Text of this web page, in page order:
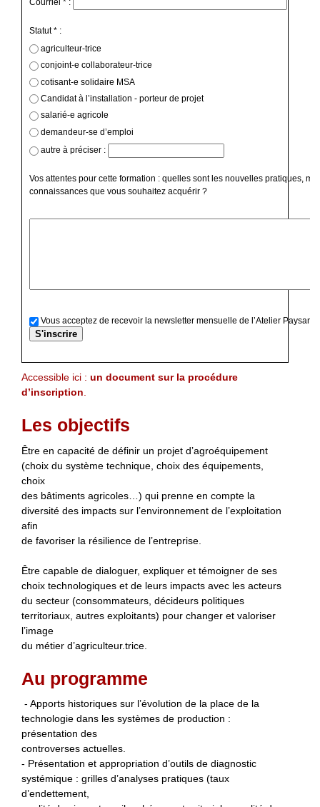
Courriel * :
Statut * :
agriculteur-trice
conjoint-e collaborateur-trice
cotisant-e solidaire MSA
Candidat à l’installation - porteur de projet
salarié-e agricole
demandeur-se d’emploi
autre à préciser :
Vos attentes pour cette formation : quelles sont les nouvelles pratiques,
connaissances que vous souhaitez acquérir ?
Vous acceptez de recevoir la newsletter mensuelle de l’Atelier Paysan
Accessible ici : un document sur la procédure
d’inscription
Les objectifs
Être en capacité de définir un projet d’agroéquipement
(choix du système technique, choix des équipements,
choix
des bâtiments agricoles…) qui prenne en compte la
diversité des impacts sur l’environnement de l’exploitation
afin
de favoriser la résilience de l’entreprise.
Être capable de dialoguer, expliquer et témoigner de ses
choix technologiques et de leurs impacts avec les acteurs
du secteur (consommateurs, décideurs politiques
territoriaux, autres exploitants) pour changer et valoriser
l’image
du métier d’agriculteur.trice.
Au programme
- Apports historiques sur l’évolution de la place de la
technologie dans les systèmes de production :
présentation des
controverses actuelles.
- Présentation et appropriation d’outils de diagnostic
systémique : grilles d’analyses pratiques (taux
d’endettement,